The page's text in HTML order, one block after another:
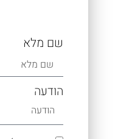
שם מלא
הודעה